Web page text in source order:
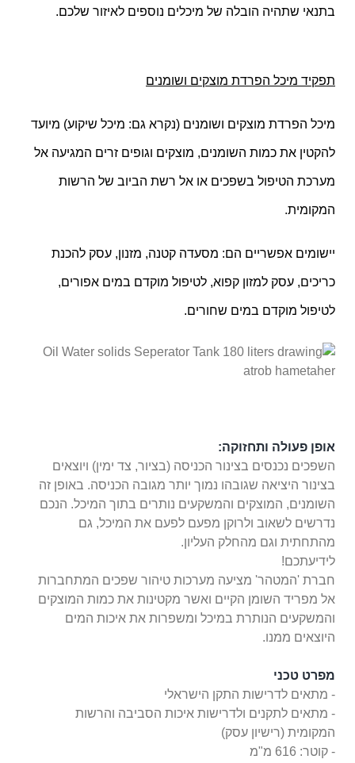
בתנאי שתהיה הובלה של מיכלים נוספים לאיזור שלכם.
תפקיד מיכל הפרדת מוצקים ושומנים
מיכל הפרדת מוצקים ושומנים (נקרא גם: מיכל שיקוע) מיועד
להקטין את כמות השומנים, מוצקים וגופים זרים המגיעה אל
מערכת הטיפול בשפכים או אל רשת הביוב של הרשות
המקומית.
יישומים אפשריים הם: מסעדה קטנה, מזנון, עסק להכנת
כריכים, עסק למזון קפוא, לטיפול מוקדם במים אפורים,
לטיפול מוקדם במים שחורים.
אופן פעולה ותחזוקה:
השפכים נכנסים בצינור הכניסה (בציור, צד ימין) ויוצאים
בצינור היציאה שגובהו נמוך יותר מגובה הכניסה. באופן זה
השומנים, המוצקים והמשקעים נותרים בתוך המיכל. הנכם
נדרשים לשאוב ולרוקן מפעם לפעם את המיכל, גם
מהתחתית וגם מהחלק העליון.
לידיעתכם!
חברת 'המטהר' מציעה מערכות טיהור שפכים המתחברות
אל מפריד השומן הקיים ואשר מקטינות את כמות המוצקים
והמשקעים הנותרת במיכל ומשפרות את איכות המים
היוצאים ממנו.
מפרט טכני
- מתאים לדרישות התקן הישראלי
- מתאים לתקנים ולדרישות איכות הסביבה והרשות
המקומית (רישיון עסק)
- קוטר: 616 מ"מ